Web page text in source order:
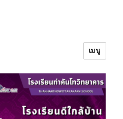
เมนู